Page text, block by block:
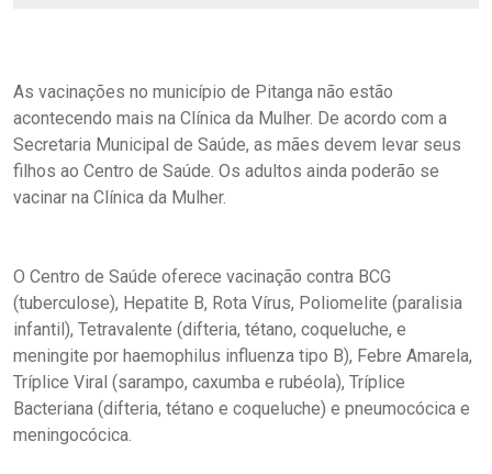
As vacinações no município de Pitanga não estão
acontecendo mais na Clínica da Mulher. De acordo com a
Secretaria Municipal de Saúde, as mães devem levar seus
filhos ao Centro de Saúde. Os adultos ainda poderão se
vacinar na Clínica da Mulher.
O Centro de Saúde oferece vacinação contra BCG
(tuberculose), Hepatite B, Rota Vírus, Poliomelite (paralisia
infantil), Tetravalente (difteria, tétano, coqueluche, e
meningite por haemophilus influenza tipo B), Febre Amarela,
Tríplice Viral (sarampo, caxumba e rubéola), Tríplice
Bacteriana (difteria, tétano e coqueluche) e pneumocócica e
meningocócica.